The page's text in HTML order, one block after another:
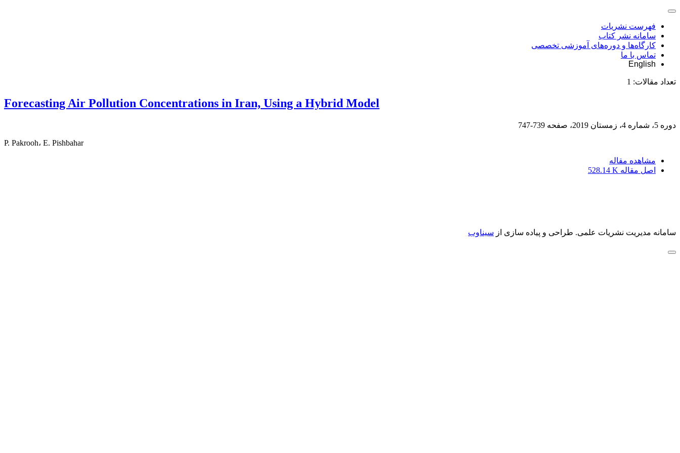
فهرست نشریات
سامانه نشر کتاب
کارگاه‌ها و دوره‌های آموزشی تخصصی
تماس با ما
English
تعداد مقالات: 1
Forecasting Air Pollution Concentrations in Iran, Using a Hybrid Model
دوره 5، شماره 4، زمستان 2019، صفحه 739-747
P. Pakrooh، E. Pishbahar
مشاهده مقاله
اصل مقاله 528.14 K
سامانه مدیریت نشریات علمی. طراحی و پیاده سازی از سیناوب